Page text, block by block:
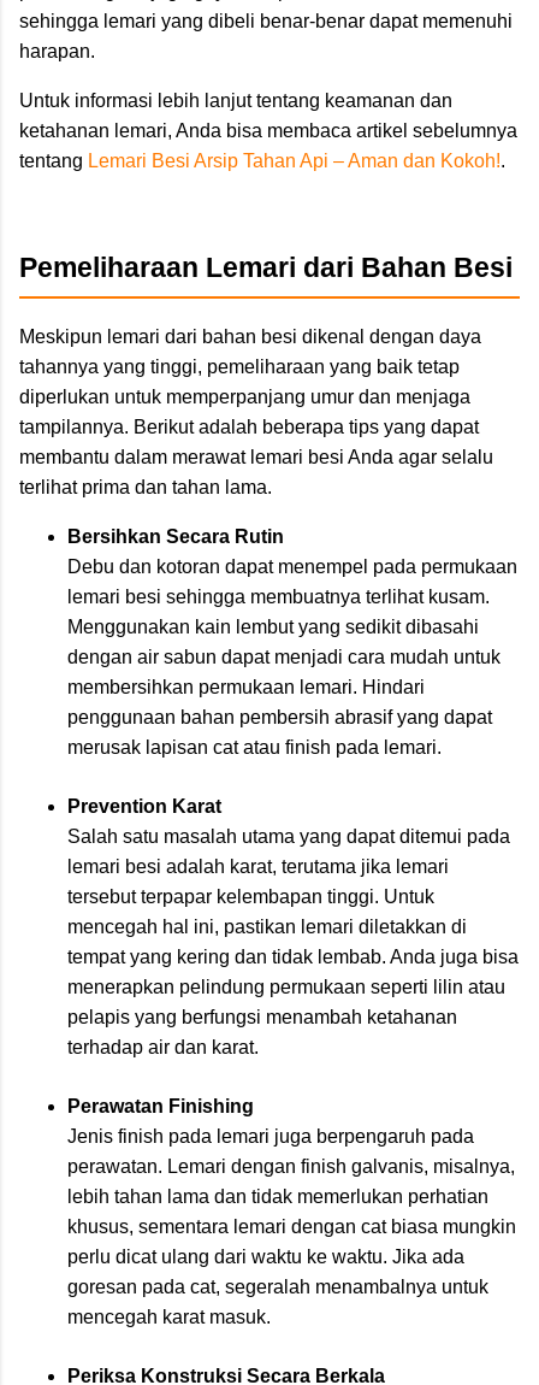
sehingga lemari yang dibeli benar-benar dapat memenuhi
harapan.
Untuk informasi lebih lanjut tentang keamanan dan
ketahanan lemari, Anda bisa membaca artikel sebelumnya
tentang Lemari Besi Arsip Tahan Api – Aman dan Kokoh!.
Pemeliharaan Lemari dari Bahan Besi
Meskipun lemari dari bahan besi dikenal dengan daya
tahannya yang tinggi, pemeliharaan yang baik tetap
diperlukan untuk memperpanjang umur dan menjaga
tampilannya. Berikut adalah beberapa tips yang dapat
membantu dalam merawat lemari besi Anda agar selalu
terlihat prima dan tahan lama.
Bersihkan Secara Rutin
Debu dan kotoran dapat menempel pada permukaan
lemari besi sehingga membuatnya terlihat kusam.
Menggunakan kain lembut yang sedikit dibasahi
dengan air sabun dapat menjadi cara mudah untuk
membersihkan permukaan lemari. Hindari
penggunaan bahan pembersih abrasif yang dapat
merusak lapisan cat atau finish pada lemari.
Prevention Karat
Salah satu masalah utama yang dapat ditemui pada
lemari besi adalah karat, terutama jika lemari
tersebut terpapar kelembapan tinggi. Untuk
mencegah hal ini, pastikan lemari diletakkan di
tempat yang kering dan tidak lembab. Anda juga bisa
menerapkan pelindung permukaan seperti lilin atau
pelapis yang berfungsi menambah ketahanan
terhadap air dan karat.
Perawatan Finishing
Jenis finish pada lemari juga berpengaruh pada
perawatan. Lemari dengan finish galvanis, misalnya,
lebih tahan lama dan tidak memerlukan perhatian
khusus, sementara lemari dengan cat biasa mungkin
perlu dicat ulang dari waktu ke waktu. Jika ada
goresan pada cat, segeralah menambalnya untuk
mencegah karat masuk.
Periksa Konstruksi Secara Berkala